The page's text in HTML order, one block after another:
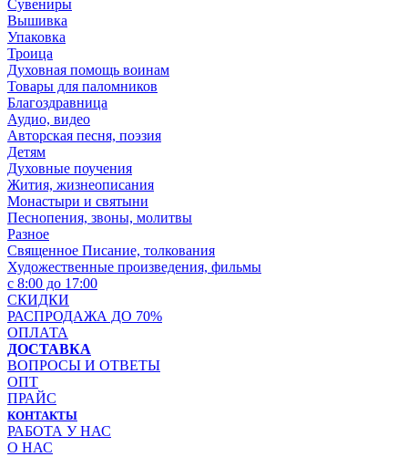
Сувениры
Вышивка
Упаковка
Троица
Духовная помощь воинам
Товары для паломников
Благоздравница
Аудио, видео
Авторская песня, поэзия
Детям
Духовные поучения
Жития, жизнеописания
Монастыри и святыни
Песнопения, звоны, молитвы
Разное
Священное Писание, толкования
Художественные произведения, фильмы
с 8:00 до 17:00
СКИДКИ
РАСПРОДАЖА ДО 70%
ОПЛАТА
ДОСТАВКА
ВОПРОСЫ И ОТВЕТЫ
ОПТ
ПРАЙС
КОНТАКТЫ
РАБОТА У НАС
О НАС